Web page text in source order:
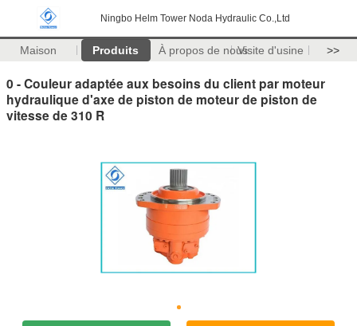
Ningbo Helm Tower Noda Hydraulic Co.,Ltd
Maison Produits À propos de nousVisite d'usine >>
0 - Couleur adaptée aux besoins du client par moteur
hydraulique d'axe de piston de moteur de piston de
vitesse de 310 R